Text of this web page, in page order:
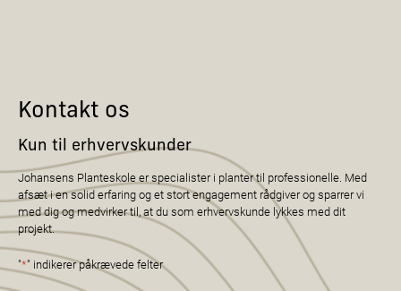
Kontakt os
Kun til erhvervskunder
Johansens Planteskole er specialister i planter til professionelle. Med
afsæt i en solid erfaring og et stort engagement rådgiver og sparrer vi
med dig og medvirker til, at du som erhvervskunde lykkes med dit
projekt.
"*" indikerer påkrævede felter